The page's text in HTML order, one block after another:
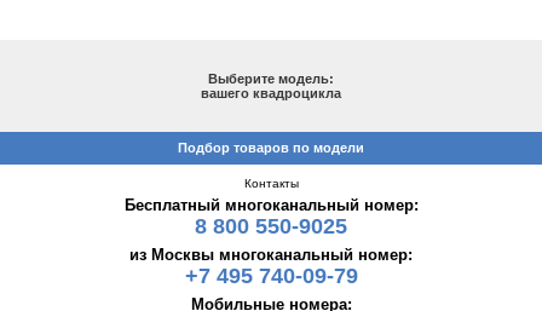
Выберите модель:
вашего квадроцикла
Подбор товаров по модели
Контакты
Бесплатный многоканальный номер:
8 800 550-9025
из Москвы многоканальный номер:
+7 495 740-09-79
Мобильные номера: